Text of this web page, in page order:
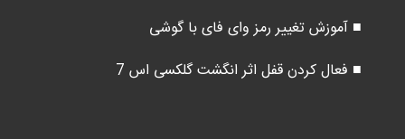
■ آموزش تغییر رمز وای فای با گوشی
■ فعال کردن قفل اثر انگشت گلکسی اس 7